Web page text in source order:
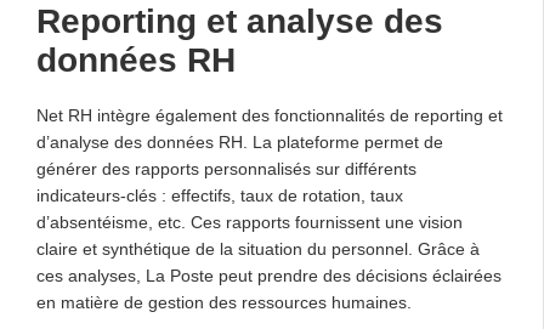
Reporting et analyse des
données RH
Net RH intègre également des fonctionnalités de reporting et
d’analyse des données RH. La plateforme permet de
générer des rapports personnalisés sur différents
indicateurs-clés : effectifs, taux de rotation, taux
d’absentéisme, etc. Ces rapports fournissent une vision
claire et synthétique de la situation du personnel. Grâce à
ces analyses, La Poste peut prendre des décisions éclairées
en matière de gestion des ressources humaines.